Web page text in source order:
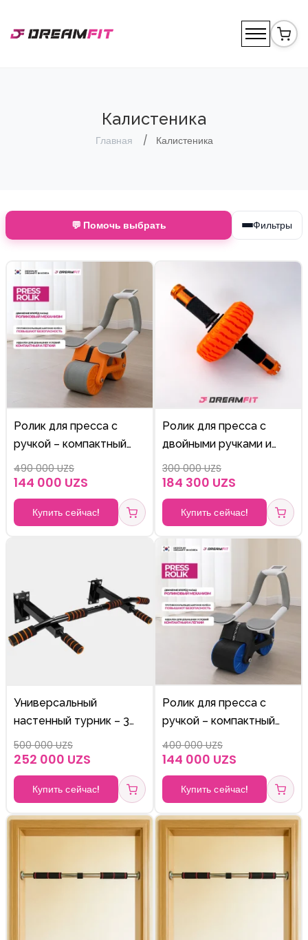
Калистеника
Главная Калистеника
💬 Помочь выбрать Фильтры
Ролик для пресса с
ручкой – компактный
тренажёр для мышц
живота
490 000 UZS
144 000 UZS
Купить сейчас!
Ролик для пресса с
двойными ручками и
усиленным колесом (Ab
Wheel Trainer)
300 000 UZS
184 300 UZS
Купить сейчас!
Универсальный
настенный турник – 3
хвата для мощной
тренировки
500 000 UZS
252 000 UZS
Купить сейчас!
Ролик для пресса с
ручкой – компактный
тренажёр для мышц
живота
400 000 UZS
144 000 UZS
Купить сейчас!